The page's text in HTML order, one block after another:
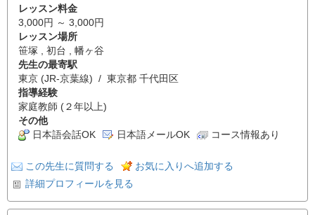
レッスン料金
3,000円 ～ 3,000円
レッスン場所
笹塚 , 初台 , 幡ヶ谷
先生の最寄駅
東京 (JR-京葉線) / 東京都 千代田区
指導経験
家庭教師 (２年以上)
その他
日本語会話OK
日本語メールOK コース情報あり
この先生に質問する
お気に入りへ追加する
詳細プロフィールを見る